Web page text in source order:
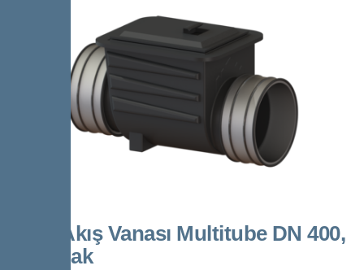
Geri Akış Vanası Multitube DN 400,
1 Kapak